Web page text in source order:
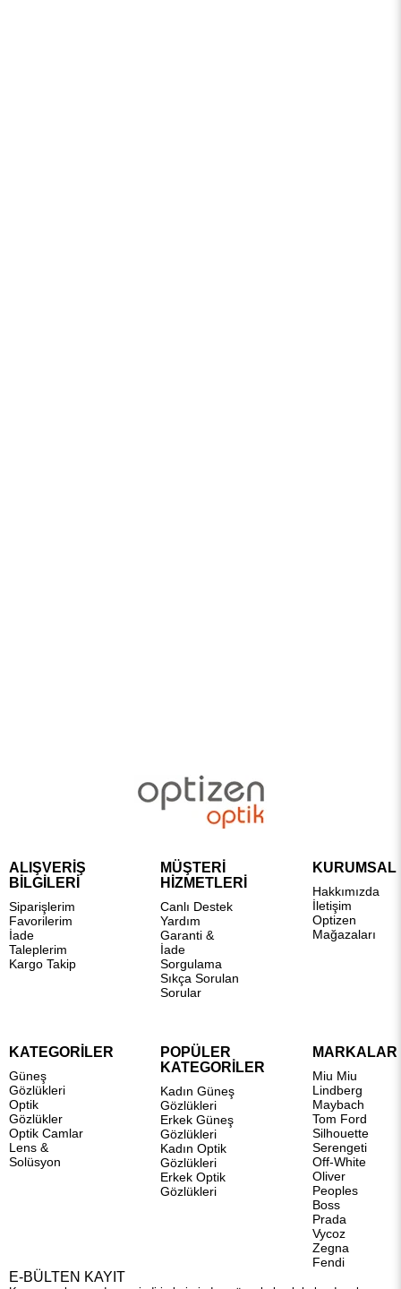
ALIŞVERİŞ
BİLGİLERİ
Siparişlerim
Favorilerim
İade
Taleplerim
Kargo Takip
MÜŞTERİ
HİZMETLERİ
Canlı Destek
Yardım
Garanti &
İade
Sorgulama
Sıkça Sorulan
Sorular
KURUMSAL
Hakkımızda
İletişim
Optizen
Mağazaları
KATEGORİLER
Güneş
Gözlükleri
Optik
Gözlükler
Optik Camlar
Lens &
Solüsyon
POPÜLER
KATEGORİLER
Kadın Güneş
Gözlükleri
Erkek Güneş
Gözlükleri
Kadın Optik
Gözlükleri
Erkek Optik
Gözlükleri
MARKALAR
Miu Miu
Lindberg
Maybach
Tom Ford
Silhouette
Serengeti
Off-White
Oliver
Peoples
Boss
Prada
Vycoz
Zegna
Fendi
E-BÜLTEN KAYIT